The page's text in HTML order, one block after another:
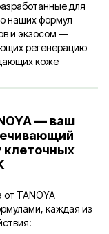
для
наших формул
и экзосом —
регенерацию
коже
— ваш
клеточных
TANOYA
каждая из